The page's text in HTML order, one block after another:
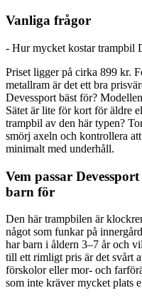
Vanliga frågor
- Hur mycket kostar trampbil
Priset ligger på cirka 899 kr.
metallram är det ett bra
Devessport bäst för?
Sätet är lite för kort för äldre
trampbil av den här typen?
smörj axeln och kontrollera
minimalt med underhåll.
Vem passar
barn för
Den här trampbilen är
något som funkar på
har barn i åldern 3–7 år och
till ett rimligt pris är det svårt
förskolor eller mor- och
som inte kräver mycket plats